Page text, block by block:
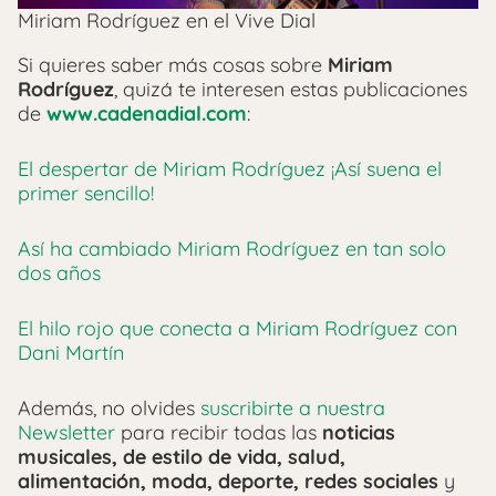
Miriam Rodríguez en el Vive Dial
Si quieres saber más cosas sobre Miriam
Rodríguez, quizá te interesen estas publicaciones
de www.cadenadial.com:
El despertar de Miriam Rodríguez ¡Así suena el
primer sencillo!
Así ha cambiado Miriam Rodríguez en tan solo
dos años
El hilo rojo que conecta a Miriam Rodríguez con
Dani Martín
Además, no olvides suscribirte a nuestra
Newsletter para recibir todas las noticias
musicales, de estilo de vida, salud,
alimentación, moda, deporte, redes sociales y